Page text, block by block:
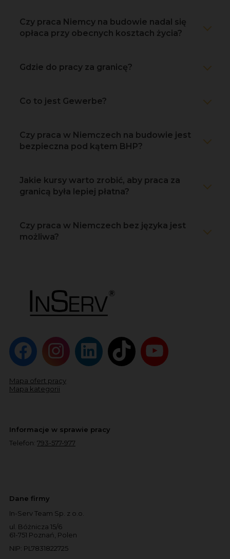
Czy praca Niemcy na budowie nadal się
opłaca przy obecnych kosztach życia?
Gdzie do pracy za granicę?
Co to jest Gewerbe?
Czy praca w Niemczech na budowie jest
bezpieczna pod kątem BHP?
Jakie kursy warto zrobić, aby praca za
granicą była lepiej płatna?
Czy praca w Niemczech bez języka jest
możliwa?
Mapa ofert pracy
Mapa kategorii
Informacje w sprawie pracy
Telefon: 793-577-977
Dane firmy
In-Serv Team Sp. z o.o.
ul. Bóżnicza 15/6
61-751 Poznań, Polen
NIP: PL7831822725